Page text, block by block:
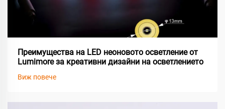
Преимущества на LED неоновото осветление от
Lumimore за креативни дизайни на осветлението
Виж повече